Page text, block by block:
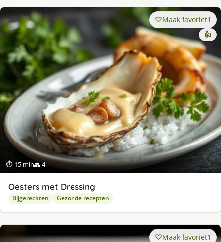
⏱ 15 min👥 4
Maak favoriet1
👍
Oesters met Dressing
Bijgerechten Gezonde recepten
Maak favoriet1